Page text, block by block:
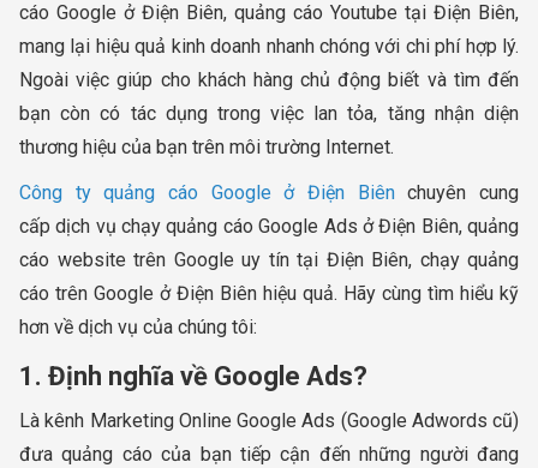
cáo Google ở Điện Biên, quảng cáo Youtube tại Điện Biên,
mang lại hiệu quả kinh doanh nhanh chóng với chi phí hợp lý.
Ngoài việc giúp cho khách hàng chủ động biết và tìm đến
bạn còn có tác dụng trong việc lan tỏa, tăng nhận diện
thương hiệu của bạn trên môi trường Internet.
Công ty quảng cáo Google ở Điện Biênchuyên cung
cấp dịch vụ chạy quảng cáo Google Ads ở Điện Biên, quảng
cáo website trên Google uy tín tại Điện Biên, chạy quảng
cáo trên Google ở Điện Biên hiệu quả. Hãy cùng tìm hiểu kỹ
hơn về dịch vụ của chúng tôi:
1. Định nghĩa về Google Ads?
Là kênh Marketing Online Google Ads (Google Adwords cũ)
đưa quảng cáo của bạn tiếp cận đến những người đang